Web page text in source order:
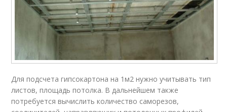
Для подсчета гипсокартона на 1м2 нужно учитывать тип
листов, площадь потолка. В дальнейшем также
потребуется вычислить количество саморезов,